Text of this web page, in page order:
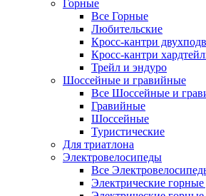
Горные
Все Горные
Любительские
Кросс-кантри
Кросс-кантри
Трейл и эндуро
Шоссейные и гравийные
Все Шоссейные и
Гравийные
Шоссейные
Туристические
Для триатлона
Электровелосипеды
Все
Электрические